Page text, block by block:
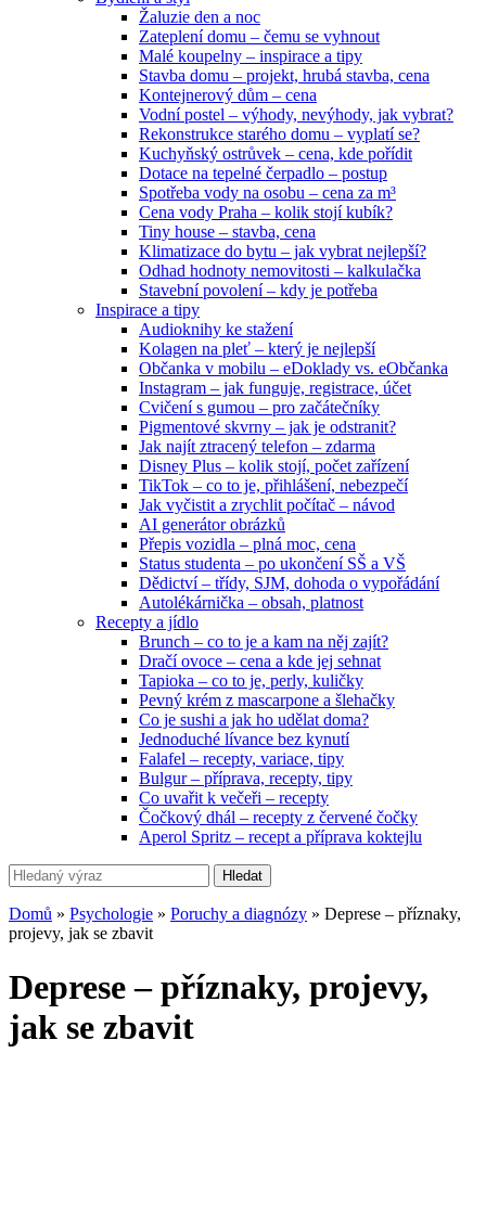
Žaluzie den a noc
Zateplení domu – čemu se vyhnout
Malé koupelny – inspirace a tipy
Stavba domu – projekt, hrubá stavba, cena
Kontejnerový dům – cena
Vodní postel – výhody, nevýhody, jak vybrat?
Rekonstrukce starého domu – vyplatí se?
Kuchyňský ostrůvek – cena, kde pořídit
Dotace na tepelné čerpadlo – postup
Spotřeba vody na osobu – cena za m³
Cena vody Praha – kolik stojí kubík?
Tiny house – stavba, cena
Klimatizace do bytu – jak vybrat nejlepší?
Odhad hodnoty nemovitosti – kalkulačka
Stavební povolení – kdy je potřeba
Inspirace a tipy
Audioknihy ke stažení
Kolagen na pleť – který je nejlepší
Občanka v mobilu – eDoklady vs. eObčanka
Instagram – jak funguje, registrace, účet
Cvičení s gumou – pro začátečníky
Pigmentové skvrny – jak je odstranit?
Jak najít ztracený telefon – zdarma
Disney Plus – kolik stojí, počet zařízení
TikTok – co to je, přihlášení, nebezpečí
Jak vyčistit a zrychlit počítač – návod
AI generátor obrázků
Přepis vozidla – plná moc, cena
Status studenta – po ukončení SŠ a VŠ
Dědictví – třídy, SJM, dohoda o vypořádání
Autolékárnička – obsah, platnost
Recepty a jídlo
Brunch – co to je a kam na něj zajít?
Dračí ovoce – cena a kde jej sehnat
Tapioka – co to je, perly, kuličky
Pevný krém z mascarpone a šlehačky
Co je sushi a jak ho udělat doma?
Jednoduché lívance bez kynutí
Falafel – recepty, variace, tipy
Bulgur – příprava, recepty, tipy
Co uvařit k večeři – recepty
Čočkový dhál – recepty z červené čočky
Aperol Spritz – recept a příprava koktejlu
Hledat
Domů » Psychologie » Poruchy a diagnózy » Deprese – příznaky,
projevy, jak se zbavit
Deprese – příznaky, projevy,
jak se zbavit